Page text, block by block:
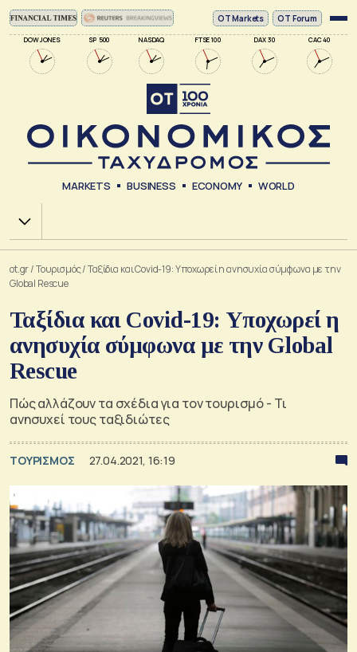
DOW JONES SP 500 NASDAQ FTSE 100 DAX 30 CAC 40
ΟΤ Markets OT Forum
MARKETS BUSINESS ECONOMY WORLD
Χ.Α.
ot.gr/Τουρισμός/Ταξίδια και Covid-19: Υποχωρεί η ανησυχία σύμφωνα με την
Global Rescue
Ταξίδια και Covid-19: Υποχωρεί η
ανησυχία σύμφωνα με την Global
Rescue
Πώς αλλάζουν τα σχέδια για τον τουρισμό - Τι
ανησυχεί τους ταξιδιώτες
ΤΟΥΡΙΣΜΟΣ 27.04.2021, 16:19